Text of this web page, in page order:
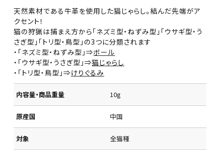
天然素材である牛革を使用した猫じゃらし。結んだ先端がア
クセント！
猫の狩猟は捕まえ方から「ネズミ型・ねずみ型」「ウサギ型・う
さぎ型」「トリ型・鳥型」の3つに分類されます
・「ネズミ型・ねずみ型」⇒ボール
・「ウサギ型・うさぎ型」⇒猫じゃらし
・「トリ型・鳥型」⇒けりぐるみ
内容量・商品重量 10g
原産国 中国
対象 全猫種